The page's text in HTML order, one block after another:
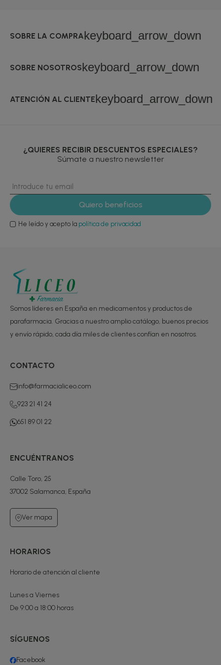
SOBRE LA COMPRAkeyboard_arrow_down
SOBRE NOSOTROSkeyboard_arrow_down
ATENCIÓN AL CLIENTEkeyboard_arrow_down
¿QUIERES RECIBIR DESCUENTOS ESPECIALES?
Súmate a nuestro newsletter
He leído y acepto la política de privacidad
Somos líderes en España en medicamentos y productos de
parafarmacia. Gracias a nuestro amplio catálogo, buenos precios
y envío rápido, cada día miles de clientes confían en nosotros.
CONTACTO
info@farmacialiceo.com
923 21 41 24
651 89 01 22
ENCUÉNTRANOS
Calle Toro, 25
37002 Salamanca, España
Ver mapa
HORARIOS
Horario de atención al cliente
Lunes a Viernes
De 9:00 a 18:00 horas
SÍGUENOS
Facebook